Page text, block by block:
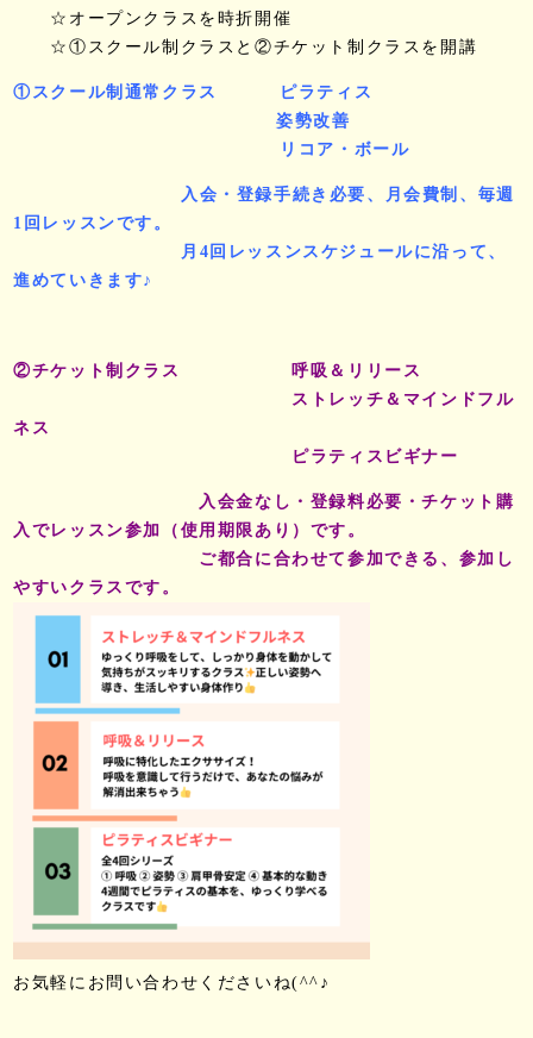
☆オープンクラスを時折開催
☆①スクール制クラスと②チケット制クラスを開講
①スクール制通常クラス ピラティス
姿勢改善
リコア・ボール
入会・登録手続き必要、月会費制、毎週
1回レッスンです。
月4回レッスンスケジュールに沿って、
進めていきます♪
②チケット制クラス 呼吸＆リリース
ストレッチ＆マインドフル
ネス
ピラティスビギナー
入会金なし・登録料必要・チケット購
入でレッスン参加（使用期限あり）です。
ご都合に合わせて参加できる、参加し
やすいクラスです。
お気軽にお問い合わせくださいね(^^♪